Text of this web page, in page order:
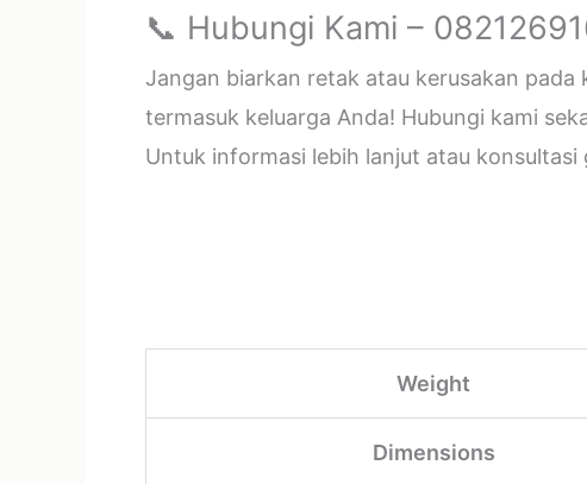
📞 Hubungi Kami –
Jangan biarkan retak atau kerusakan
termasuk keluarga Anda! Hubungi kami
Untuk informasi lebih lanjut atau
Weight
Dimensions